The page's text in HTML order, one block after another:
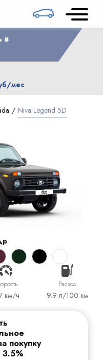
в
мес
Niva Legend 5D
км/ч
Расход
9.9 л/100 км
покупку
3.5%